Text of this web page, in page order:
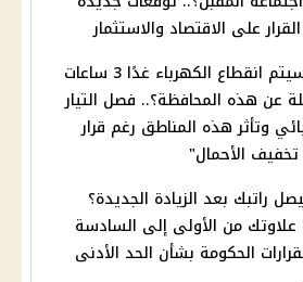
القرار على الاقتصاد والاستثمار
لماذا سيتم انقطاع الكهرباء غدًا 3 ساعات
عن هذه المحافظة؟.. فصل التيار
وتأثر هذه المناطق رغم قرار
الأحمال"
راتبك بعد الزيادة الجديدة؟
من الأولى إلى السادسة
الحكومة بشأن الحد الأدنى